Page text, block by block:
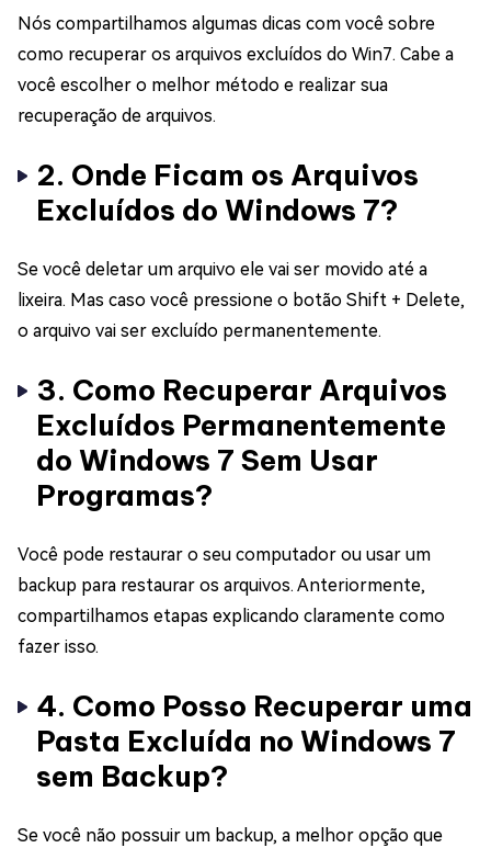
Nós compartilhamos algumas dicas com você sobre
como recuperar os arquivos excluídos do Win7. Cabe a
você escolher o melhor método e realizar sua
recuperação de arquivos.
2. Onde Ficam os Arquivos
Excluídos do Windows 7?
Se você deletar um arquivo ele vai ser movido até a
lixeira. Mas caso você pressione o botão Shift + Delete,
o arquivo vai ser excluído permanentemente.
3. Como Recuperar Arquivos
Excluídos Permanentemente
do Windows 7 Sem Usar
Programas?
Você pode restaurar o seu computador ou usar um
backup para restaurar os arquivos. Anteriormente,
compartilhamos etapas explicando claramente como
fazer isso.
4. Como Posso Recuperar uma
Pasta Excluída no Windows 7
sem Backup?
Se você não possuir um backup, a melhor opção que